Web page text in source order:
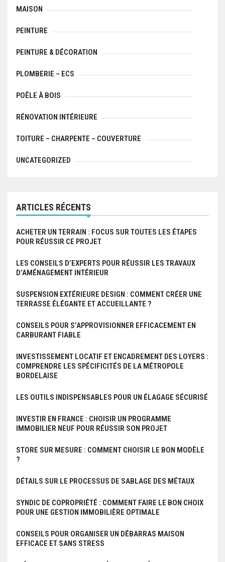
MAISON
PEINTURE
PEINTURE & DÉCORATION
PLOMBERIE – ECS
POÊLE À BOIS
RÉNOVATION INTÉRIEURE
TOITURE – CHARPENTE – COUVERTURE
UNCATEGORIZED
ARTICLES RÉCENTS
ACHETER UN TERRAIN : FOCUS SUR TOUTES LES ÉTAPES
POUR RÉUSSIR CE PROJET
LES CONSEILS D’EXPERTS POUR RÉUSSIR LES TRAVAUX
D’AMÉNAGEMENT INTÉRIEUR
SUSPENSION EXTÉRIEURE DESIGN : COMMENT CRÉER UNE
TERRASSE ÉLÉGANTE ET ACCUEILLANTE ?
CONSEILS POUR S’APPROVISIONNER EFFICACEMENT EN
CARBURANT FIABLE
INVESTISSEMENT LOCATIF ET ENCADREMENT DES LOYERS :
COMPRENDRE LES SPÉCIFICITÉS DE LA MÉTROPOLE
BORDELAISE
LES OUTILS INDISPENSABLES POUR UN ÉLAGAGE SÉCURISÉ
INVESTIR EN FRANCE : CHOISIR UN PROGRAMME
IMMOBILIER NEUF POUR RÉUSSIR SON PROJET
STORE SUR MESURE : COMMENT CHOISIR LE BON MODÈLE
?
DÉTAILS SUR LE PROCESSUS DE SABLAGE DES MÉTAUX
SYNDIC DE COPROPRIÉTÉ : COMMENT FAIRE LE BON CHOIX
POUR UNE GESTION IMMOBILIÈRE OPTIMALE
CONSEILS POUR ORGANISER UN DÉBARRAS MAISON
EFFICACE ET SANS STRESS